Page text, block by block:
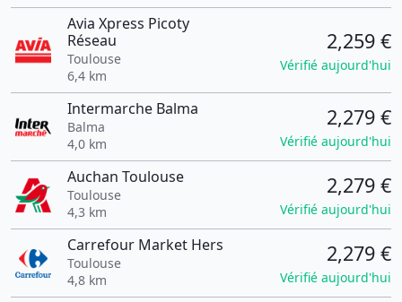
Avia Xpress Picoty
Réseau
Toulouse
6,4 km
2,259 €
Vérifié aujourd'hui
Intermarche Balma
Balma
4,0 km
2,279 €
Vérifié aujourd'hui
Auchan Toulouse
Toulouse
4,3 km
2,279 €
Vérifié aujourd'hui
Carrefour Market Hers
Toulouse
4,8 km
2,279 €
Vérifié aujourd'hui